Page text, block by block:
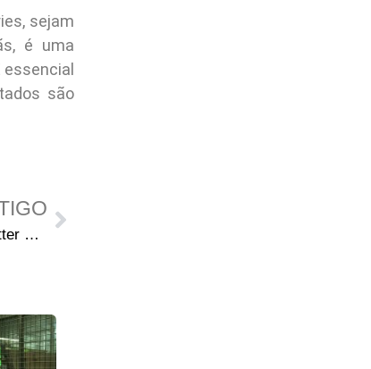
sejam
é uma
são
The Walking Dead Deluxe 13 – Letter Hacks: Respondendo aos fãs